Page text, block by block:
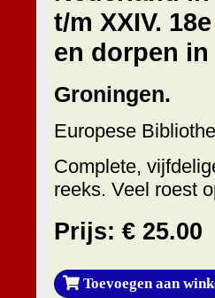
t/m XXIV.
en dorpen
Groningen.
Europese
Complete,
reeks. Veel roest
Prijs: € 25.00
Toevoegen aan